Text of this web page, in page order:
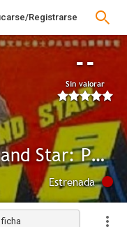
Registrarse
--
Sin valorar
Sun, Moon and Star: Part 1
Estrenada